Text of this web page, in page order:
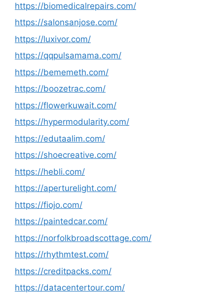
https://biomedicalrepairs.com/
https://salonsanjose.com/
https://luxivor.com/
https://qqpulsamama.com/
https://bememeth.com/
https://boozetrac.com/
https://flowerkuwait.com/
https://hypermodularity.com/
https://edutaalim.com/
https://shoecreative.com/
https://hebli.com/
https://aperturelight.com/
https://fiojo.com/
https://paintedcar.com/
https://norfolkbroadscottage.com/
https://rhythmtest.com/
https://creditpacks.com/
https://datacentertour.com/